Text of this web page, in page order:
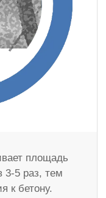
площадь
3-5 раз, тем
к бетону.